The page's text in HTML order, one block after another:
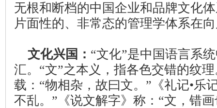
无根和断档的中国企业和品牌文化
片面性的、非常态的管理学体系在
文化兴国： “文化”是中国语言系
汇。“文”之本义，指各色交错的纹
载：“物相杂，故曰文。”《礼记•乐
不乱。”《说文解字》称：“文，错